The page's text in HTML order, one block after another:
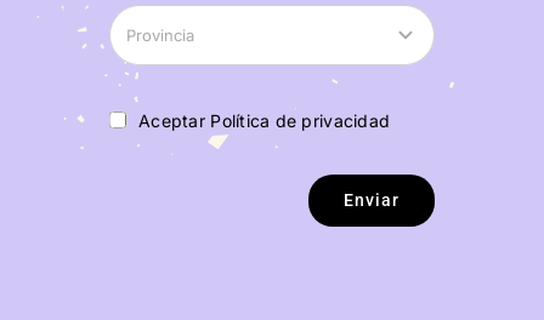
Aceptar Política de privacidad
Enviar